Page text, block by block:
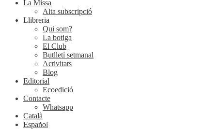
La Missa
Alta subscripció
Llibreria
Qui som?
La botiga
El Club
Butlletí setmanal
Activitats
Blog
Editorial
Ecoedició
Contacte
Whatsapp
Català
Español